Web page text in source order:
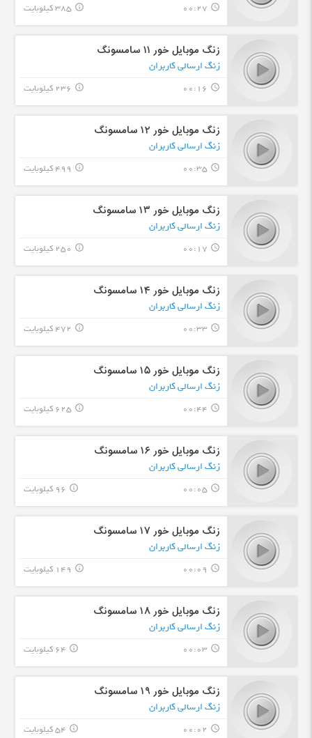
query_builder
00:27 385 کیلوبایت info_outline
زنگ موبایل خور ۱۱ سامسونگ
زنگ ارسالی کاربران
query_builder
00:16 236 کیلوبایت info_outline
زنگ موبایل خور ۱۲ سامسونگ
زنگ ارسالی کاربران
query_builder
00:35 499 کیلوبایت info_outline
زنگ موبایل خور ۱۳ سامسونگ
زنگ ارسالی کاربران
query_builder
00:17 250 کیلوبایت info_outline
زنگ موبایل خور ۱۴ سامسونگ
زنگ ارسالی کاربران
query_builder
00:33 472 کیلوبایت info_outline
زنگ موبایل خور ۱۵ سامسونگ
زنگ ارسالی کاربران
query_builder
00:44 625 کیلوبایت info_outline
زنگ موبایل خور ۱۶ سامسونگ
زنگ ارسالی کاربران
query_builder
00:05 96 کیلوبایت info_outline
زنگ موبایل خور ۱۷ سامسونگ
زنگ ارسالی کاربران
query_builder
00:09 149 کیلوبایت info_outline
زنگ موبایل خور ۱۸ سامسونگ
زنگ ارسالی کاربران
query_builder
00:03 64 کیلوبایت info_outline
زنگ موبایل خور ۱۹ سامسونگ
زنگ ارسالی کاربران
query_builder
00:02 54 کیلوبایت info_outline